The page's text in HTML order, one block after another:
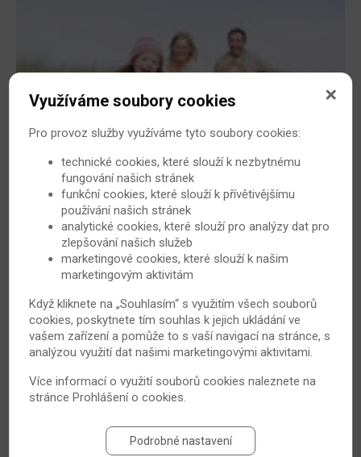
věnovat dětem
Vychovávání dětí a starost o rodinu není jednoduchý
úkol ani pro zdravého člověka. Pokud trpíte artritidou,
bude to pro vás znamenat mnoho přemýšlení a
plánování navíc. Pokud se ale na vše pečlivě připravíte,
může mít vaše nemoc na chod rodiny jen minimální vliv.
6. 2. 2011 Revmatoidní artritida
Využíváme soubory cookies
Pro provoz služby využíváme tyto soubory cookies:
technické cookies, které slouží k nezbytnému
fungování našich stránek
funkční cookies, které slouží k přívětivějšímu
používání našich stránek
analytické cookies, které slouží pro analýzy dat pro
zlepšování našich služeb
marketingové cookies, které slouží k našim
marketingovým aktivitám
Když kliknete na „Souhlasím“ s využitím všech souborů
cookies, poskytnete tím souhlas k jejich ukládání ve
vašem zařízení a pomůže to s vaší navigací na stránce, s
analýzou využití dat našimi marketingovými aktivitami.
Více informací o využití souborů cookies naleznete na
stránceProhlášení o cookies
Podrobné nastavení